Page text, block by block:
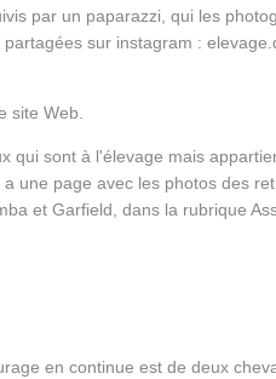
par un paparazzi, qui les
sur instagram :
site Web.
qui sont à l'élevage mais
une page avec les photos des
et Garfield, dans la rubrique
en continue est de deux